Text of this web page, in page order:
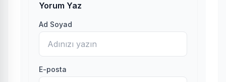
Yorum Yaz
Ad Soyad
E-posta